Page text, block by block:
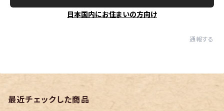
日本国内にお住まいの方向け
通報する
最近チェックした商品